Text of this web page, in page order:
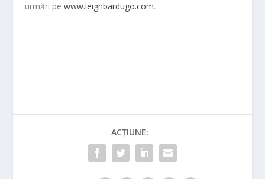
urmări pewww.leighbardugo.com.
ACȚIUNE: